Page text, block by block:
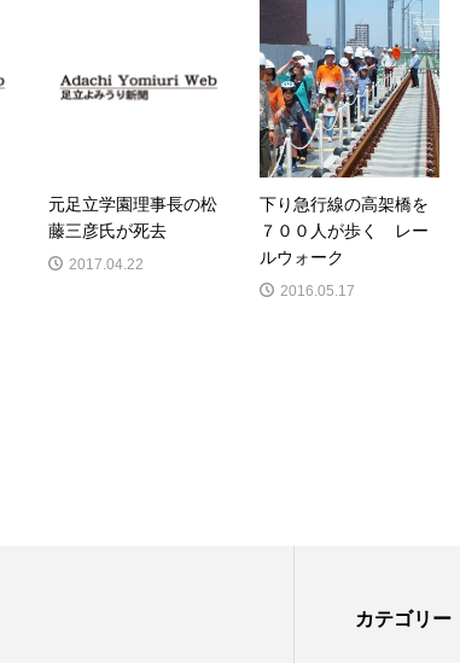
元足立学園理事長の松
藤三彦氏が死去
2017.04.22
下り急行線の高架橋を
７００人が歩く レー
ルウォーク
2016.05.17
カテゴリー